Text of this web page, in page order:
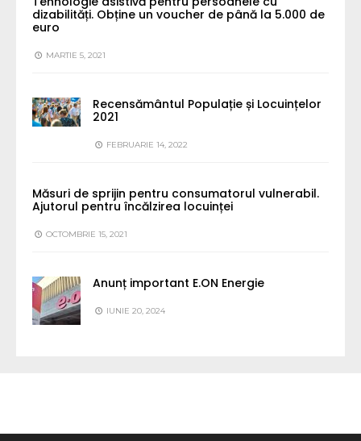
dizabilități. Obține un voucher de până la 5.000 de
euro
MARTIE 5, 2021
Recensământul Populație și Locuințelor
2021
FEBRUARIE 14, 2022
Măsuri de sprijin pentru consumatorul vulnerabil.
Ajutorul pentru încălzirea locuinței
OCTOMBRIE 15, 2021
Anunț important E.ON Energie
IUNIE 20, 2024